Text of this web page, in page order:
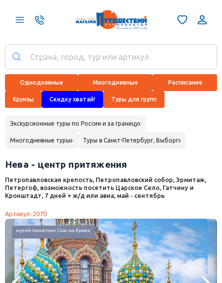
Однодневные Многодневные Расписание
Круизы Скидку хватай! Туры для групп
Экскурсионные туры по России и за границу
Многодневные туры Туры в Санкт-Петербург, Выборг
Нева - центр притяжения
Петропавловская крепость, Петропавловский собор, Эрмитаж,
Петергоф, возможность посетить Царское Село, Гатчину и
Кронштадт, 7 дней + ж/д или авиа, май - сентябрь
Артикул: 2070
музей-памятник Спас-на-Крови